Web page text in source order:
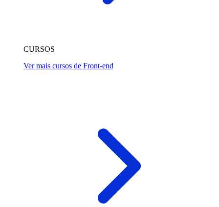
CURSOS
Ver mais cursos de Front-end